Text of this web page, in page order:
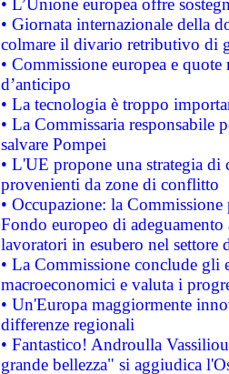
• L’Unione europea offre
• Giornata internazionale della
colmare il divario retributivo di
• Commissione europea e
d’anticipo
• La tecnologia è troppo
• La Commissaria responsabile
salvare Pompei
• L'UE propone una strategia
provenienti da zone di conflitto
• Occupazione: la
Fondo europeo di
lavoratori in esubero nel
• La Commissione conclude
macroeconomici e valuta i
• Un'Europa maggiormente
differenze regionali
• Fantastico! Androulla
grande bellezza" si aggiudica